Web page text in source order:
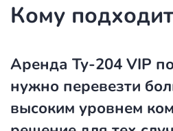
Кому
Аренда Ту-204 VIP
нужно перевезти
высоким уровнем